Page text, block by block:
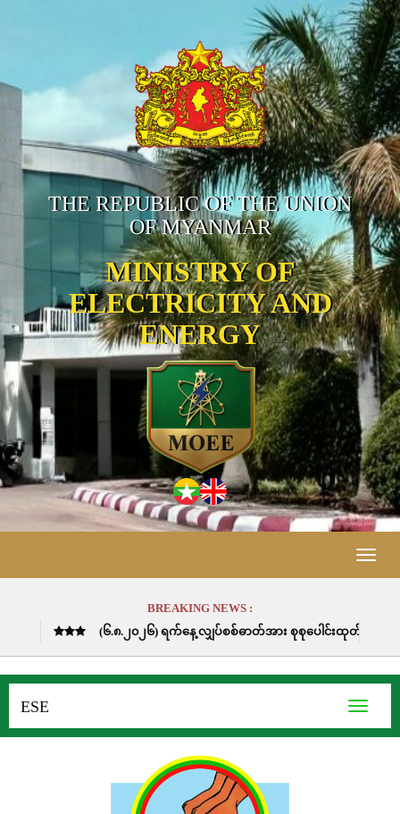
THE REPUBLIC OF THE UNION
OF MYANMAR
MINISTRY OF
ELECTRICITY AND
ENERGY
Toggle
BREAKING NEWS :
၀၂၆) ရက်နေ့ လျှပ်စစ်ဓာတ်အား စုစုပေါင်းထုတ်လုပ်ခဲ့မှုမှာ (၆၈၉၁၁.၃) မဂ္ဂါဝ
Toggle
ESE